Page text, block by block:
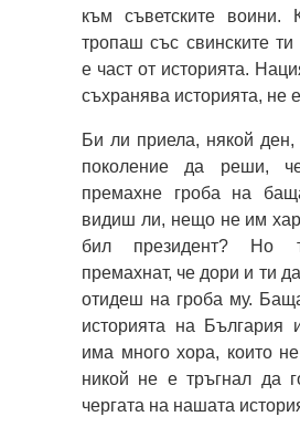
към съветските воини.
тропаш със свинските ти
е част от историята.
съхранява историята, не
Би ли приела, някой ден,
поколение да реши,
премахне гроба на
видиш ли, нещо не им
бил президент? Но
премахнат, че дори и ти
отидеш на гроба му.
историята на България
има много хора, които
никой не е тръгнал да
чергата на нашата